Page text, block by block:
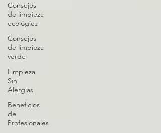
Consejos
de limpieza
ecológica
Consejos
de limpieza
verde
Limpieza
Sin
Alergias
Beneficios
de
Profesionales